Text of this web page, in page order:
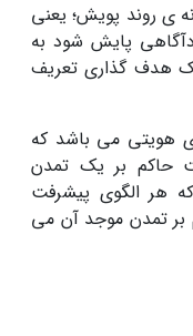
ی روند پویش؛ یعنی
پایش شود به
هدف گذاری تعریف
هویتی می باشد که
حاکم بر یک تمدن
هر الگوی پیشرفت
بر تمدن موجد آن می